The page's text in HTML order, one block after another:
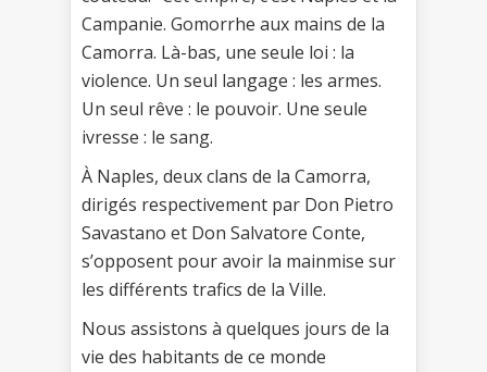
Campanie. Gomorrhe aux mains de la
Camorra. Là-bas, une seule loi : la
violence. Un seul langage : les armes.
Un seul rêve : le pouvoir. Une seule
ivresse : le sang.
À Naples, deux clans de la Camorra,
dirigés respectivement par Don Pietro
Savastano et Don Salvatore Conte,
s’opposent pour avoir la mainmise sur
les différents trafics de la Ville.
Nous assistons à quelques jours de la
vie des habitants de ce monde